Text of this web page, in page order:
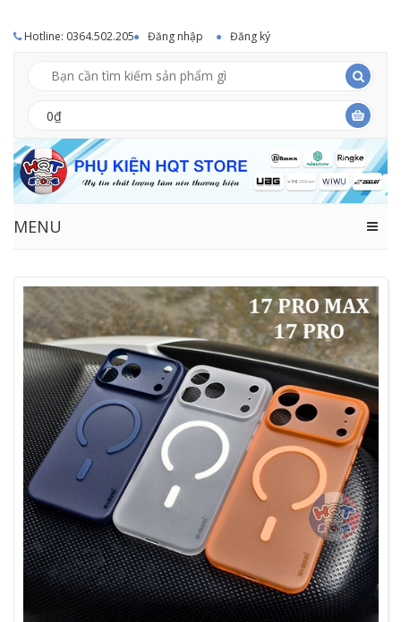
Hotline: 0364.502.205 Đăng nhập Đăng ký
0₫
MENU